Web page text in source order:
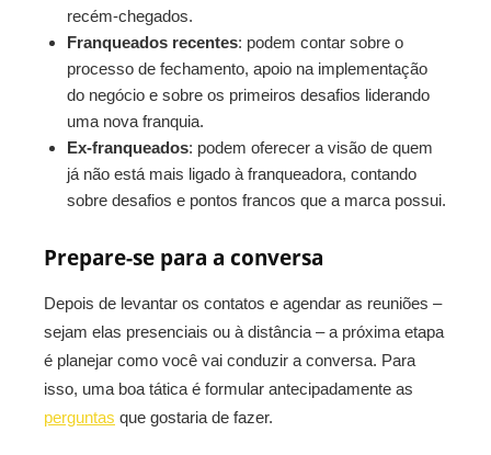
recém-chegados.
Franqueados recentes: podem contar sobre o
processo de fechamento, apoio na implementação
do negócio e sobre os primeiros desafios liderando
uma nova franquia.
Ex-franqueados: podem oferecer a visão de quem
já não está mais ligado à franqueadora, contando
sobre desafios e pontos francos que a marca possui.
Prepare-se para a conversa
Depois de levantar os contatos e agendar as reuniões –
sejam elas presenciais ou à distância – a próxima etapa
é planejar como você vai conduzir a conversa. Para
isso, uma boa tática é formular antecipadamente as
perguntas que gostaria de fazer.